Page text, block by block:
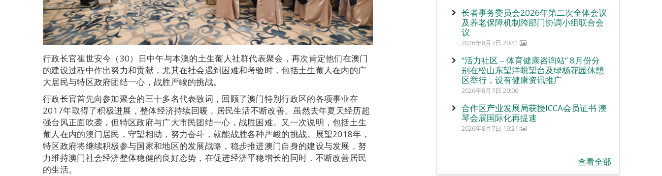
行政长官崔世安今（30）日中午与本澳的土生葡人社群代表聚会，再次肯定他们在澳门
的建设过程中作出努力和贡献，尤其在社会遇到困难和考验时，包括土生葡人在内的广
大居民与特区政府团结一心，战胜严峻的挑战。
行政长官首先向参加聚会的三十多名代表致词，回顾了澳门特别行政区的各项事业在
2017年取得了积极进展，整体经济持续回暖，居民生活不断改善。虽然去年夏天经历超
强台风正面吹袭，但特区政府与广大市民团结一心，战胜困难。又一次说明，包括土生
葡人在内的澳门居民，守望相助，努力奋斗，就能战胜各种严峻的挑战。展望2018年，
特区政府将继续积极参与国家和地区的发展战略，稳步推进澳门自身的建设与发展，努
力维持澳门社会经济整体稳健的良好态势，在促进经济平稳增长的同时，不断改善居民
的生活。
长者事务委员会2026年第二次全体会议
及养老保障机制跨部门协调小组联合会
议
2026年8月7日 20:41
“活力社区 – 体育健康咨询站” 8月份分
别在松山东望洋眺望台及绿杨花园休憩
区举行，设有健康资讯推广
2026年8月7日 20:00
合作区产业发展局获授ICCA会员证书 澳
琴会展国际化再提速
2026年8月7日 19:21
查看全部